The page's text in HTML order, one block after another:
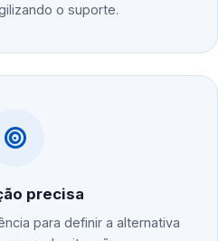
o suporte.
precisa
para definir a alternativa